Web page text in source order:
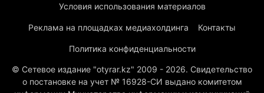
Условия использования материалов
Реклама на площадках медиахолдинга Контакты
Политика конфиденциальности
© Сетевое издание "otyrar.kz" 2009 - 2026. Свидетельство
о постановке на учет № 16928-СИ выдано комитетом